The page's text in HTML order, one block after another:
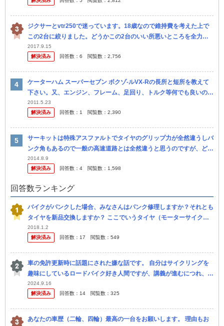
ジクサーとvtr250で迷っています。18歳なので維持費を考えた上で
この2台に絞りました。どうかこの2台のいい所悪いところを全力で
アピールしていただきたいです。
2017.9.15
解決済み
回答数： 6 閲覧数： 2,756
ケーターハム スーパーセブン ボクゾ-ルVX-Rの長所と短所を教えて
下さい。又、エンジン、フレーム、足回り、トルク等何でも良いので
お願いします！ この車種の購入にあたり詳しく知りたいもので宜し
く...
2011.5.23
解決済み
回答数： 1 閲覧数： 2,390
サーキットは特殊アスファルトでタイヤのグリップ力が全然違うしバ
ンク角もあるので一般の高速道路とは全然違うと思うのですが、どれ
くらい違うものなのでしょうか？ 実は先日サーキットの体験走行を
して、ス...
2014.8.9
解決済み
回答数： 4 閲覧数： 1,598
回答数ランキング
バイクがパンクした場合、みなさんはパンク修理しますか？それとも
タイヤを新品交換しますか？ ここでいうタイヤ（モーターサイク
ル）は250cc以上のロードスポーツバイクの「チューブレスタイヤ」
に限定...
2018.1.2
解決済み
回答数： 17 閲覧数： 549
車の免許更新時に話題にされた嫌な話です。 自分はサイクリングを
趣味にしているロードバイク好き人間ですが、講義が進むにつれ、3
0人程いる受講者の中から、公道走行するロードスポーツ用自転車の
公道走行...
2024.9.16
解決済み
回答数： 14 閲覧数： 325
あなたの車歴（二輪、四輪）最高の一台をお願いします。 理由もお